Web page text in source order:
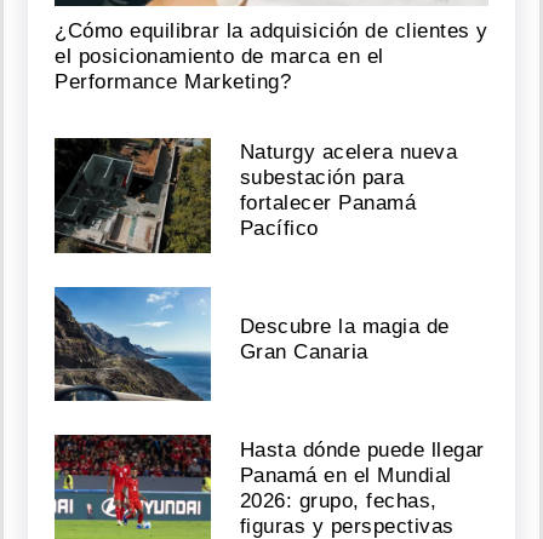
¿Cómo equilibrar la adquisición de clientes y
el posicionamiento de marca en el
Performance Marketing?
Naturgy acelera nueva
subestación para
fortalecer Panamá
Pacífico
Descubre la magia de
Gran Canaria
Hasta dónde puede llegar
Panamá en el Mundial
2026: grupo, fechas,
figuras y perspectivas